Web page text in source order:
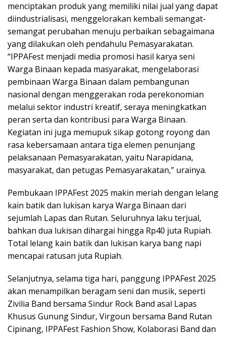
menciptakan produk yang memiliki nilai jual yang dapat
diindustrialisasi, menggelorakan kembali semangat-
semangat perubahan menuju perbaikan sebagaimana
yang dilakukan oleh pendahulu Pemasyarakatan.
“IPPAFest menjadi media promosi hasil karya seni
Warga Binaan kepada masyarakat, mengelaborasi
pembinaan Warga Binaan dalam pembangunan
nasional dengan menggerakan roda perekonomian
melalui sektor industri kreatif, seraya meningkatkan
peran serta dan kontribusi para Warga Binaan.
Kegiatan ini juga memupuk sikap gotong royong dan
rasa kebersamaan antara tiga elemen penunjang
pelaksanaan Pemasyarakatan, yaitu Narapidana,
masyarakat, dan petugas Pemasyarakatan,” urainya.
Pembukaan IPPAFest 2025 makin meriah dengan lelang
kain batik dan lukisan karya Warga Binaan dari
sejumlah Lapas dan Rutan. Seluruhnya laku terjual,
bahkan dua lukisan dihargai hingga Rp40 juta Rupiah.
Total lelang kain batik dan lukisan karya bang napi
mencapai ratusan juta Rupiah.
Selanjutnya, selama tiga hari, panggung IPPAFest 2025
akan menampilkan beragam seni dan musik, seperti
Zivilia Band bersama Sindur Rock Band asal Lapas
Khusus Gunung Sindur, Virgoun bersama Band Rutan
Cipinang, IPPAFest Fashion Show, Kolaborasi Band dan